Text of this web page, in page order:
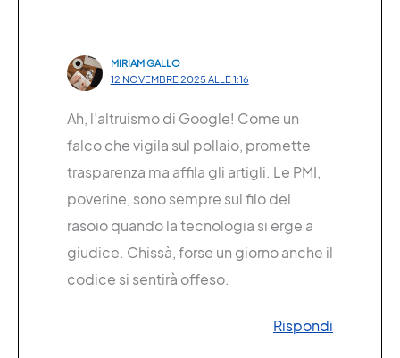
MIRIAM GALLO
12 NOVEMBRE 2025 ALLE 1:16
Ah, l’altruismo di Google! Come un
falco che vigila sul pollaio, promette
trasparenza ma affila gli artigli. Le PMI,
poverine, sono sempre sul filo del
rasoio quando la tecnologia si erge a
giudice. Chissà, forse un giorno anche il
codice si sentirà offeso.
Rispondi